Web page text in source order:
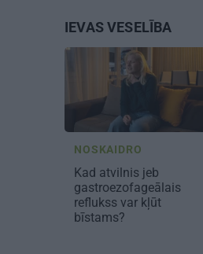
IEVAS VESELĪBA
NOSKAIDRO
Kad atvilnis jeb
gastroezofageālais
reflukss var kļūt
bīstams?